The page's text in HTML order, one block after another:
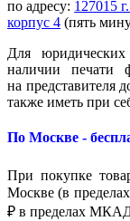
по адресу: 127015
корпус 4 (пять
Для
наличии печати
на представителя
также иметь при
По Москве -
При покупке
Москве (в
₽ в пределах